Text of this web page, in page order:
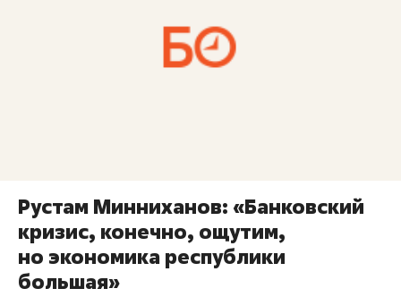
Рустам Минниханов: «Банковский
кризис, конечно, ощутим,
но экономика республики
большая»